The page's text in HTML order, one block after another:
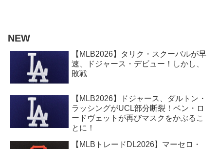
NEW
【MLB2026】タリク・スクーバルが早
速、ドジャース・デビュー！しかし、
敗戦
【MLB2026】ドジャース、ダルトン・
ラッシングがUCL部分断裂！ベン・ロ
ードヴェットが再びマスクをかぶるこ
とに！
【MLBトレードDL2026】マーセロ・